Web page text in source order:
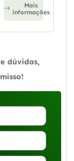
Mais
informações
dúvidas,